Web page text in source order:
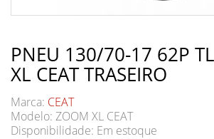
PNEU 130/70-17 62P
XL CEAT TRASEIRO
Marca: CEAT
Modelo: ZOOM XL CEAT
Disponibilidade: Em estoque